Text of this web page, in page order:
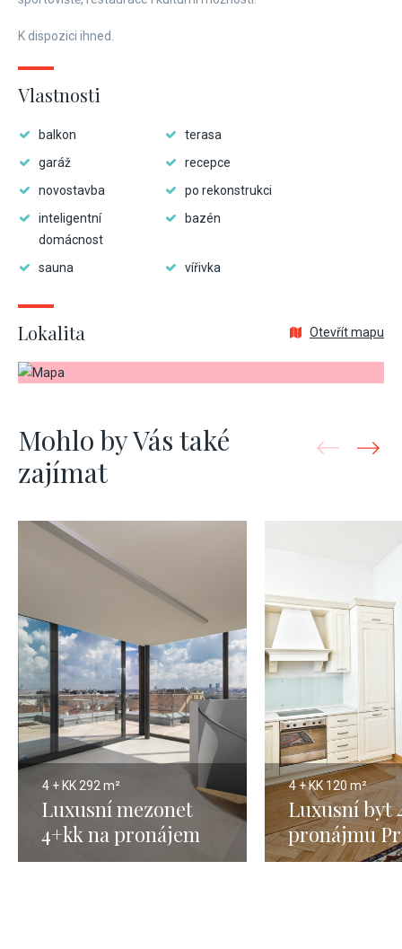
K dispozici ihned.
Vlastnosti
balkon
terasa
garáž
recepce
novostavba
po rekonstrukci
inteligentní
domácnost
bazén
sauna vířivka
Lokalita Otevřít mapu
Mohlo by Vás také
zajímat
4 + KK 292 m²
Luxusní mezonet
4+kk na pronájem
Praha 5 - 292m2
4 + KK 120 m²
Luxusní byt
pronájmu
120 m2